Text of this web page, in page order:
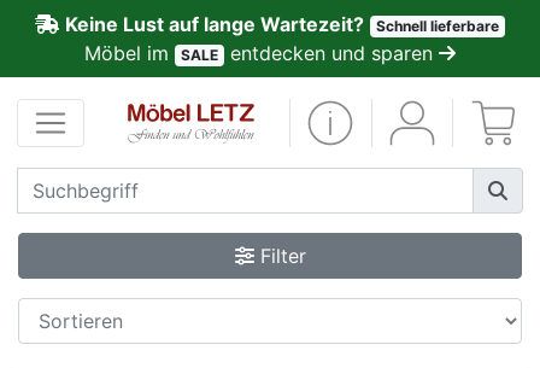
Keine Lust auf lange Wartezeit? Schnell lieferbare
Möbel im SALE entdecken und sparen
Filter
Kundenmeinungen
Anmelden
PREMIUM
Schnell
lieferbar